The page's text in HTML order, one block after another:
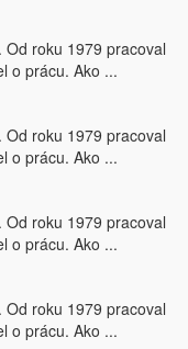
roku 1979 pracoval
o prácu. Ako ...
roku 1979 pracoval
o prácu. Ako ...
roku 1979 pracoval
o prácu. Ako ...
roku 1979 pracoval
o prácu. Ako ...